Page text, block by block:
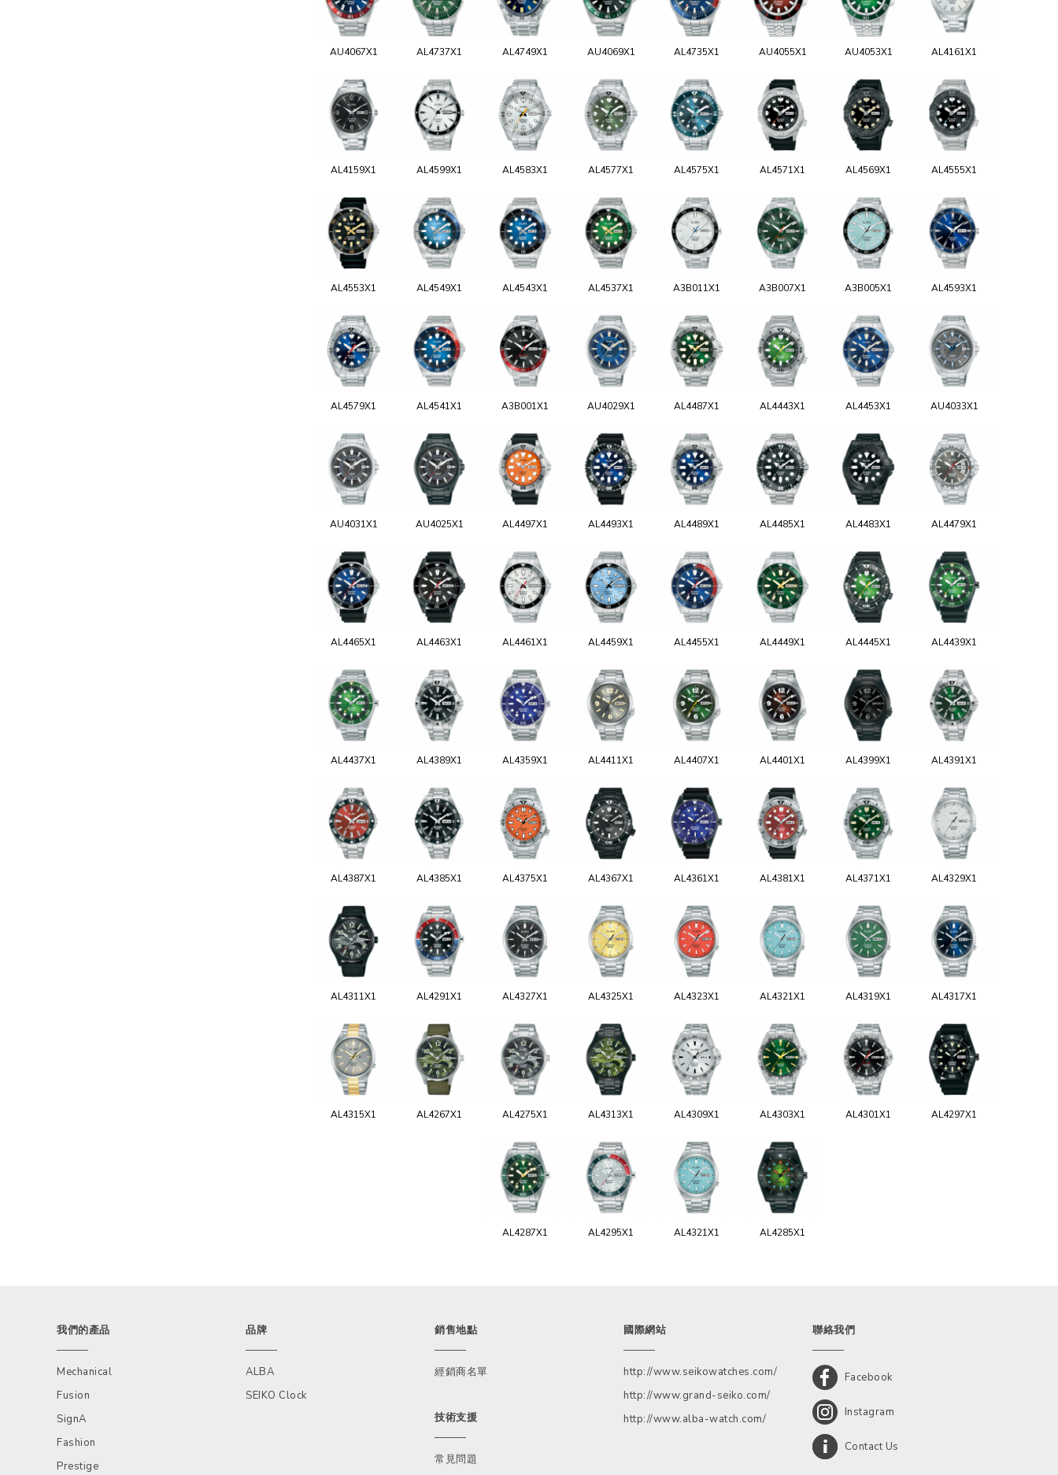
AU4067X1 AL4737X1 AL4749X1 AU4069X1 AL4735X1 AU4055X1 AU4053X1 AL4161X1
AL4159X1 AL4599X1 AL4583X1 AL4577X1 AL4575X1 AL4571X1 AL4569X1 AL4555X1
AL4553X1 AL4549X1 AL4543X1 AL4537X1 A3B011X1 A3B007X1 A3B005X1 AL4593X1
AL4579X1 AL4541X1 A3B001X1 AU4029X1 AL4487X1 AL4443X1 AL4453X1 AU4033X1
AU4031X1 AU4025X1 AL4497X1 AL4493X1 AL4489X1 AL4485X1 AL4483X1 AL4479X1
AL4465X1 AL4463X1 AL4461X1 AL4459X1 AL4455X1 AL4449X1 AL4445X1 AL4439X1
AL4437X1 AL4389X1 AL4359X1 AL4411X1 AL4407X1 AL4401X1 AL4399X1 AL4391X1
AL4387X1 AL4385X1 AL4375X1 AL4367X1 AL4361X1 AL4381X1 AL4371X1 AL4329X1
AL4311X1 AL4291X1 AL4327X1 AL4325X1 AL4323X1 AL4321X1 AL4319X1 AL4317X1
AL4315X1 AL4267X1 AL4275X1 AL4313X1 AL4309X1 AL4303X1 AL4301X1 AL4297X1
AL4287X1 AL4295X1 AL4321X1 AL4285X1
我們的產品
Mechanical
Fusion
SignA
Fashion
Prestige
品牌
ALBA
SEIKO Clock
銷售地點
經銷商名單
技術支援
常見問題
國際網站
http://www.seikowatches.com/
http://www.grand-seiko.com/
http://www.alba-watch.com/
聯絡我們
Facebook
Instagram
Contact Us